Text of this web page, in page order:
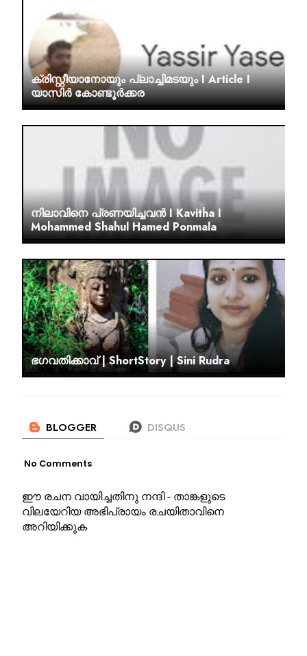
ക്രിസ്റ്റീയാനോയും പ്ലാച്ചിമടയും I Article I
യാസിർ കോണ്ടൂർക്കര
നിലാവിനെ പ്രണയിച്ചവൻ I Kavitha I
Mohammed Shahul Hamed Ponmala
ഭഗവതിക്കാവ് | ShortStory | Sini Rudra
No Comments
ഈ രചന വായിച്ചതിനു നന്ദി - താങ്കളുടെ
വിലയേറിയ അഭിപ്രായം രചയിതാവിനെ
അറിയിക്കുക